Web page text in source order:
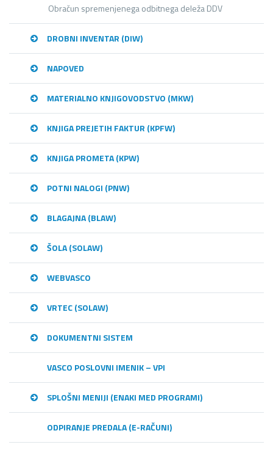
Obračun spremenjenega odbitnega deleža DDV
DROBNI INVENTAR (DIW)
NAPOVED
MATERIALNO KNJIGOVODSTVO (MKW)
KNJIGA PREJETIH FAKTUR (KPFW)
KNJIGA PROMETA (KPW)
POTNI NALOGI (PNW)
BLAGAJNA (BLAW)
ŠOLA (SOLAW)
WEBVASCO
VRTEC (SOLAW)
DOKUMENTNI SISTEM
VASCO POSLOVNI IMENIK – VPI
SPLOŠNI MENIJI (ENAKI MED PROGRAMI)
ODPIRANJE PREDALA (E-RAČUNI)